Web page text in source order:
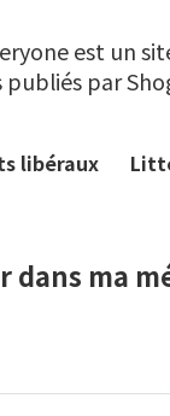
est un
par
libéraux
dans ma